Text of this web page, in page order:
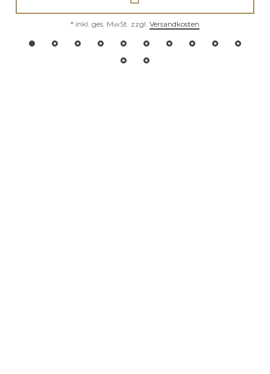
* inkl. ges. MwSt. zzgl. Versandkosten